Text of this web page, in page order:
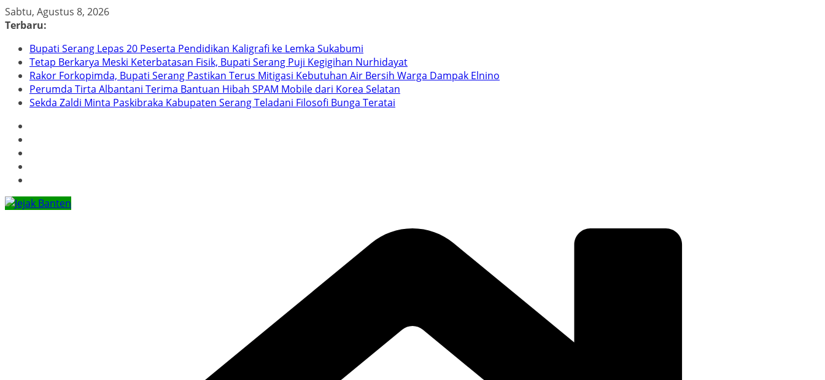
Skip
to
Sabtu, Agustus 8, 2026
Terbaru:
Bupati Serang Lepas 20 Peserta Pendidikan Kaligrafi ke Lemka Sukabumi
Tetap Berkarya Meski Keterbatasan Fisik, Bupati Serang Puji Kegigihan Nurhidayat
Rakor Forkopimda, Bupati Serang Pastikan Terus Mitigasi Kebutuhan Air Bersih Warga Dampak Elnino
Perumda Tirta Albantani Terima Bantuan Hibah SPAM Mobile dari Korea Selatan
Sekda Zaldi Minta Paskibraka Kabupaten Serang Teladani Filosofi Bunga Teratai